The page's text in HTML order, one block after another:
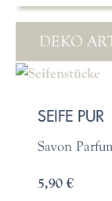
DEKO
SEIFE PUR
Savon
5,90 €